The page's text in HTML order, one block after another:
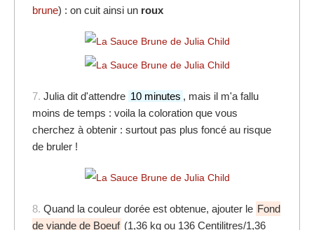
brune) : on cuit ainsi un roux
7. Julia dit d'attendre 10 minutes , mais il m'a fallu
moins de temps : voila la coloration que vous
cherchez à obtenir : surtout pas plus foncé au risque
de bruler !
8. Quand la couleur dorée est obtenue, ajouter le Fond
de viande de Boeuf (1,36 kg ou 136 Centilitres/1,36